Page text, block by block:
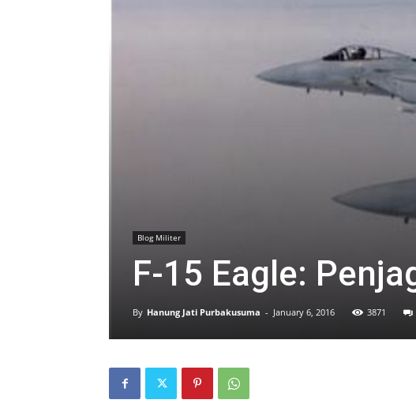
Blog Militer
F-15 Eagle:
By Hanung Jati Purbakusuma - January 6, 2016 3871